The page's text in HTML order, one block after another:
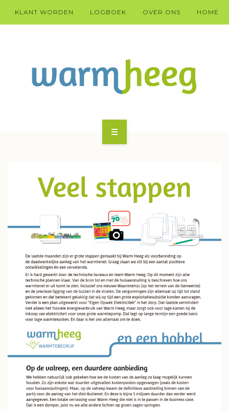
KLANT WORDEN LOGBOEK OVER ONS HOME
KLANT WARM HEEG WORDEN?
NIEUWS
CONTACT